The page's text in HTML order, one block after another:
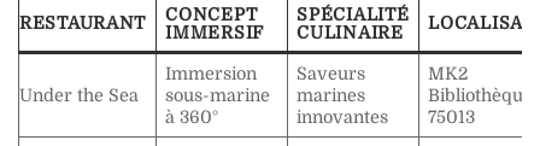
RESTAURANT
CONCEPT
IMMERSIF
SPÉCIALITÉ
CULINAIRE
Under the Sea
Immersion
sous-marine
à 360°
Saveurs
marines
innovantes
MK2
Bibliothèque,
75013